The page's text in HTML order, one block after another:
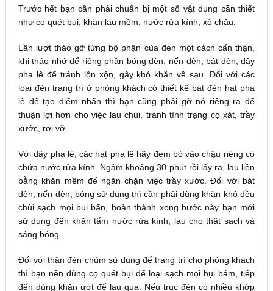
Trước hết bạn cần phải chuẩn bị một số vật dụng cần thiết
như cọ quét bụi, khăn lau mềm, nước rửa kính, xô chậu.
Lần lượt tháo gỡ từng bộ phận của đèn một cách cẩn thận,
khi tháo nhớ để riêng phần bóng đèn, nến đèn, bát đèn, dây
pha lê để tránh lộn xộn, gây khó khăn về sau. Đối với các
loại đèn trang trí ở phòng khách có thiết kế bát đèn hạt pha
lê để tạo điểm nhấn thì bạn cũng phải gỡ nó riêng ra để
thuận lợi hơn cho việc lau chùi, tránh tình trạng cọ xát, trầy
xước, rơi vỡ.
Với dây pha lê, các hạt pha lê hãy đem bỏ vào chậu riêng có
chứa nước rửa kính. Ngâm khoảng 30 phút rồi lấy ra, lau liền
bằng khăn mềm để ngăn chặn việc trầy xước. Đối với bát
đèn, nến đèn, bóng sử dụng thì cần phải dùng khăn khô đều
chùi sạch mọi bụi bẩn, hoàn thành xong bước này bạn mới
sử dụng đến khăn tẩm nước rửa kính, lau cho thật sạch và
sáng bóng.
Đối với thân đèn chùm sử dụng để trang trí cho phòng khách
thì bạn nên dùng cọ quét bụi để loại sạch mọi bụi bám, tiếp
đến dùng khăn ướt để lau qua. Nếu trục đèn có nhiều khớp